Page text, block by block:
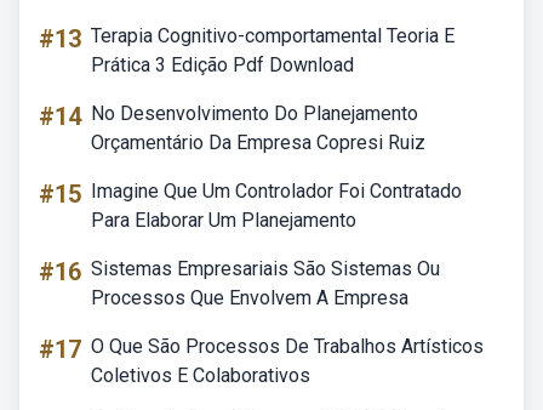
#13 Terapia Cognitivo-comportamental Teoria E
Prática 3 Edição Pdf Download
#14 No Desenvolvimento Do Planejamento
Orçamentário Da Empresa Copresi Ruiz
#15 Imagine Que Um Controlador Foi Contratado
Para Elaborar Um Planejamento
#16 Sistemas Empresariais São Sistemas Ou
Processos Que Envolvem A Empresa
#17 O Que São Processos De Trabalhos Artísticos
Coletivos E Colaborativos